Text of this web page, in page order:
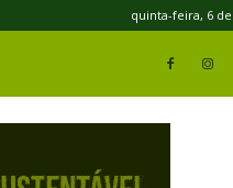
quinta-feira, 6